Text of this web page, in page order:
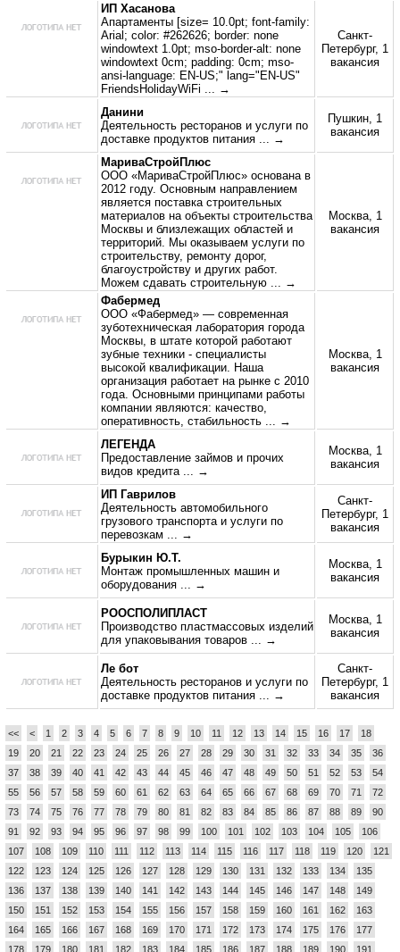
ИП Хасанова
Апартаменты [size= 10.0pt; font-family:
Arial; color: #262626; border: none
windowtext 1.0pt; mso-border-alt: none
windowtext 0cm; padding: 0cm; mso-
ansi-language: EN-US;" lang="EN-US"
FriendsHolidayWiFi
... →
Санкт-
Петербург, 1
вакансия
Данини
Деятельность ресторанов и услуги по
доставке продуктов питания
... →
Пушкин, 1
вакансия
МариваСтройПлюс
ООО «МариваСтройПлюс» основана в
2012 году. Основным направлением
является поставка строительных
материалов на объекты строительства
Москвы и близлежащих областей и
территорий. Мы оказываем услуги по
строительству, ремонту дорог,
благоустройству и других работ.
Можем сдавать строительную
... →
Москва, 1
вакансия
Фабермед
ООО «Фабермед» — современная
зуботехническая лаборатория города
Москвы, в штате которой работают
зубные техники - специалисты
высокой квалификации. Наша
организация работает на рынке с 2010
года. Основными принципами работы
компании являются: качество,
оперативность, стабильность
... →
Москва, 1
вакансия
ЛЕГЕНДА
Предоставление займов и прочих
видов кредита
... →
Москва, 1
вакансия
ИП Гаврилов
Деятельность автомобильного
грузового транспорта и услуги по
перевозкам
... →
Санкт-
Петербург, 1
вакансия
Бурыкин Ю.Т.
Монтаж промышленных машин и
оборудования
... →
Москва, 1
вакансия
РООСПОЛИПЛАСТ
Производство пластмассовых изделий
для упаковывания товаров
... →
Москва, 1
вакансия
Ле бот
Деятельность ресторанов и услуги по
доставке продуктов питания
... →
Санкт-
Петербург, 1
вакансия
<< < 1 2 3 4 5 6 7 8 9 10 11 12 13 14 15 16 17
18
19
20 21 22 23 24 25 26 27 28 29 30 31 32 33 34 35
36
37
38 39 40 41 42 43 44 45 46 47 48 49 50 51 52 53
54
55
56 57 58 59 60 61 62 63 64 65 66 67 68 69 70 71
72
73
74 75 76 77 78 79 80 81 82 83 84 85 86 87 88 89
90
91
92 93 94 95 96 97 98 99 100 101 102 103 104 105
106
107
108 109 110 111 112 113 114 115 116 117 118 119 120
121
122
123 124 125 126 127 128 129 130 131 132 133 134
135
136
137 138 139 140 141 142 143 144 145 146 147 148
149
150
151 152 153 154 155 156 157 158 159 160 161 162
163
164
165 166 167 168 169 170 171 172 173 174 175 176
177
178
179 180 181 182 183 184 185 186 187 188 189 190
191